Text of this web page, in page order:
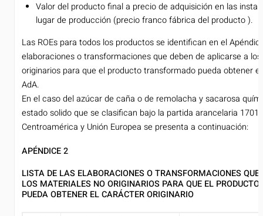
Valor del producto final a precio de adquisición en las
lugar de producción (precio franco fábrica del producto ).
Las ROEs para todos los productos se identifican en el
elaboraciones o transformaciones que deben de aplicarse a
originarios para que el producto transformado pueda obtener
AdA.
En el caso del azúcar de caña o de remolacha y sacarosa
estado solido que se clasifican bajo la partida arancelaria 1701
Centroamérica y Unión Europea se presenta a continuación:
APÉNDICE 2
LISTA DE LAS ELABORACIONES O TRANSFORMACIONES
LOS MATERIALES NO ORIGINARIOS PARA QUE EL
PUEDA OBTENER EL CARÁCTER ORIGINARIO